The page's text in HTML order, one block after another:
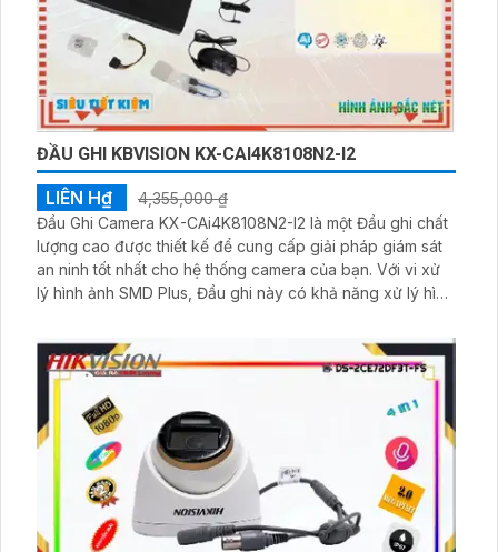
ĐẦU GHI KBVISION KX-CAI4K8108N2-I2
LIÊN H₫
4,355,000 ₫
Đầu Ghi Camera KX-CAi4K8108N2-I2 là một Đầu ghi chất
lượng cao được thiết kế để cung cấp giải pháp giám sát
an ninh tốt nhất cho hệ thống camera của bạn. Với vi xử
lý hình ảnh SMD Plus, Đầu ghi này có khả năng xử lý hình
ảnh rõ nét và chi tiết. Ấn tượng ơn với những thông số là
đầu ghi này còn được trang bị khả năng giám sát ban
đêm hiệu quả